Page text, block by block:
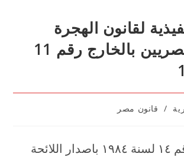
لقانون الهجرة
ورعاية المصريين بالخارج رقم 11
/ قانون مصر
قرار وزاري رقم ۱٤ لسنة ۱۹۸٤ باصدار اللائحة